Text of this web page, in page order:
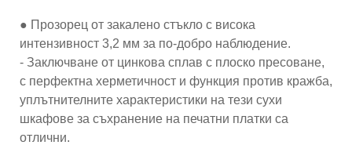
● Прозорец от закалено стъкло с висока
интензивност 3,2 мм за по-добро наблюдение.
- Заключване от цинкова сплав с плоско пресоване,
с перфектна херметичност и функция против кражба,
уплътнителните характеристики на тези сухи
шкафове за съхранение на печатни платки са
отлични.